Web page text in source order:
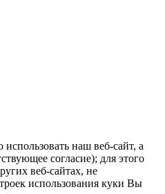
наш веб-сайт, а
согласие); для этого
веб-сайтах, не
использования куки Вы